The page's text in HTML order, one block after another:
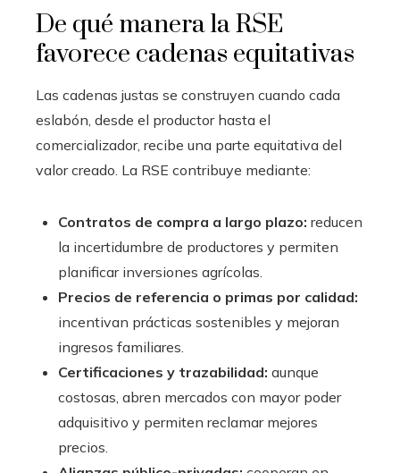
De qué manera la RSE
favorece cadenas equitativas
Las cadenas justas se construyen cuando cada
eslabón, desde el productor hasta el
comercializador, recibe una parte equitativa del
valor creado. La RSE contribuye mediante:
Contratos de compra a largo plazo: reducen
la incertidumbre de productores y permiten
planificar inversiones agrícolas.
Precios de referencia o primas por calidad:
incentivan prácticas sostenibles y mejoran
ingresos familiares.
Certificaciones y trazabilidad: aunque
costosas, abren mercados con mayor poder
adquisitivo y permiten reclamar mejores
precios.